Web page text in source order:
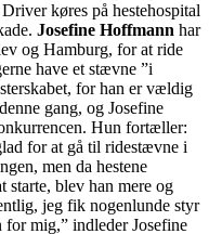
køres på hestehospital
Josefine Hoffmann har
og Hamburg, for at ride
have et stævne ”i
for han er vældig
gang, og Josefine
Hun fortæller:
for at gå til ridestævne i
men da hestene
starte, blev han mere og
jeg fik nogenlunde styr
mig,” indleder Josefine